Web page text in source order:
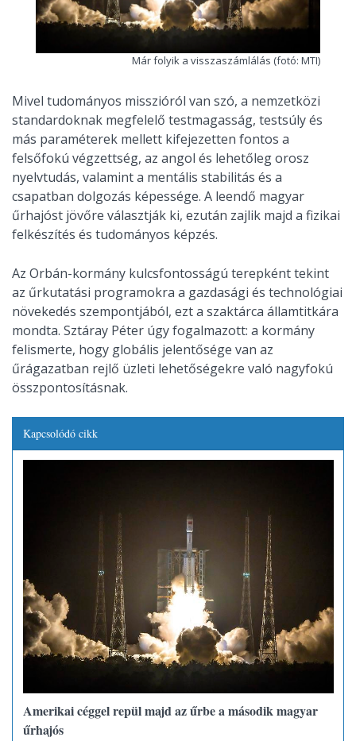
Már folyik a visszaszámlálás (fotó: MTI)
Mivel tudományos misszióról van szó, a nemzetközi
standardoknak megfelelő testmagasság, testsúly és
más paraméterek mellett kifejezetten fontos a
felsőfokú végzettség, az angol és lehetőleg orosz
nyelvtudás, valamint a mentális stabilitás és a
csapatban dolgozás képessége. A leendő magyar
űrhajóst jövőre választják ki, ezután zajlik majd a fizikai
felkészítés és tudományos képzés.
Az Orbán-kormány kulcsfontosságú terepként tekint
az űrkutatási programokra a gazdasági és technológiai
növekedés szempontjából, ezt a szaktárca államtitkára
mondta. Sztáray Péter úgy fogalmazott: a kormány
felismerte, hogy globális jelentősége van az
űrágazatban rejlő üzleti lehetőségekre való nagyfokú
összpontosításnak.
Kapcsolódó cikk
Amerikai céggel repül majd az űrbe a második magyar
űrhajós